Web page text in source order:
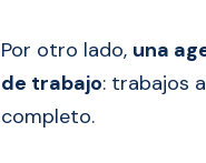
Por otro lado, una
de trabajo: trabajos
completo.